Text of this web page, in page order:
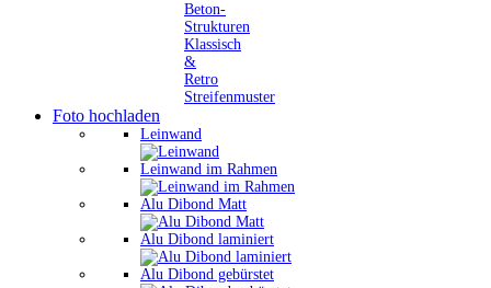
Beton-
Strukturen
Klassisch
&
Retro
Streifenmuster
Foto hochladen
Leinwand
Leinwand im Rahmen
Alu Dibond Matt
Alu Dibond laminiert
Alu Dibond gebürstet